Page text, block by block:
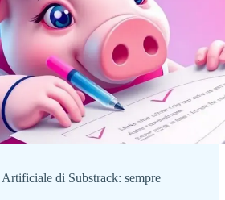
di Substrack: sempre